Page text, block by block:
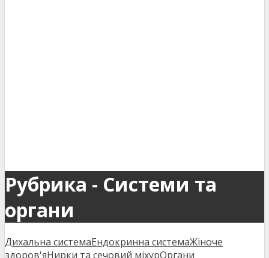
Рубрика - Системи та
органи
Дихальна системаЕндокринна системаЖіноче
здоров'яНирки та сечовий міхурОргани